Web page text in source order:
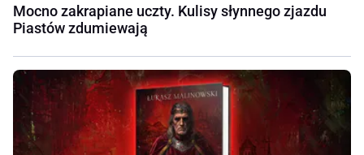
Mocno zakrapiane uczty. Kulisy słynnego zjazdu
Piastów zdumiewają